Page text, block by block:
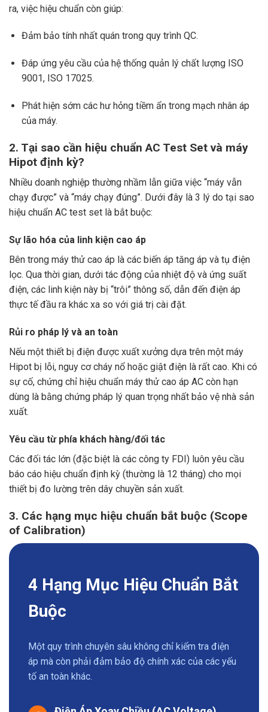
ra, việc hiệu chuẩn còn giúp:
Đảm bảo tính nhất quán trong quy trình QC.
Đáp ứng yêu cầu của hệ thống quản lý chất lượng ISO
9001, ISO 17025.
Phát hiện sớm các hư hỏng tiềm ẩn trong mạch nhân áp
của máy.
2. Tại sao cần hiệu chuẩn AC Test Set và máy
Hipot định kỳ?
Nhiều doanh nghiệp thường nhầm lẫn giữa việc “máy vẫn
chạy được” và “máy chạy đúng”. Dưới đây là 3 lý do tại sao
hiệu chuẩn AC test set là bắt buộc:
Sự lão hóa của linh kiện cao áp
Bên trong máy thử cao áp là các biến áp tăng áp và tụ điện
lọc. Qua thời gian, dưới tác động của nhiệt độ và ứng suất
điện, các linh kiện này bị “trôi” thông số, dẫn đến điện áp
thực tế đầu ra khác xa so với giá trị cài đặt.
Rủi ro pháp lý và an toàn
Nếu một thiết bị điện được xuất xưởng dựa trên một máy
Hipot bị lỗi, nguy cơ cháy nổ hoặc giật điện là rất cao. Khi có
sự cố, chứng chỉ hiệu chuẩn máy thử cao áp AC còn hạn
dùng là bằng chứng pháp lý quan trọng nhất bảo vệ nhà sản
xuất.
Yêu cầu từ phía khách hàng/đối tác
Các đối tác lớn (đặc biệt là các công ty FDI) luôn yêu cầu
báo cáo hiệu chuẩn định kỳ (thường là 12 tháng) cho mọi
thiết bị đo lường trên dây chuyền sản xuất.
3. Các hạng mục hiệu chuẩn bắt buộc (Scope
of Calibration)
4 Hạng Mục Hiệu Chuẩn Bắt
Buộc
Một quy trình chuyên sâu không chỉ kiểm tra điện
áp mà còn phải đảm bảo độ chính xác của các yếu
tố an toàn khác.